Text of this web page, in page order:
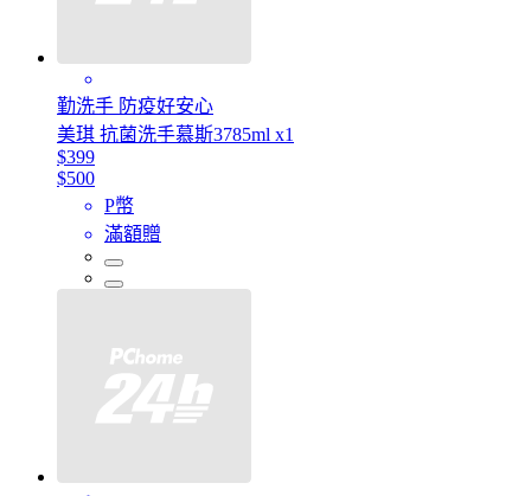
勤洗手 防疫好安心
美琪 抗菌洗手慕斯3785ml x1
$399
$500
P幣
滿額贈